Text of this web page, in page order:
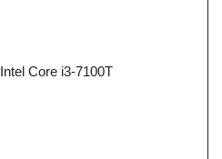
Intel Core i3-7100T